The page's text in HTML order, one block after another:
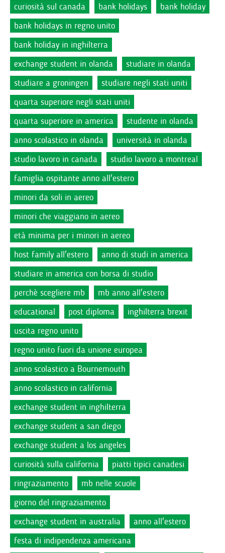
curiosità sul canada
bank holidays
bank holiday
bank holidays in regno unito
bank holiday in inghilterra
exchange student in olanda
studiare in olanda
studiare a groningen
studiare negli stati uniti
quarta superiore negli stati uniti
quarta superiore in america
studente in olanda
anno scolastico in olanda
università in olanda
studio lavoro in canada
studio lavoro a montreal
famiglia ospitante anno all'estero
minori da soli in aereo
minori che viaggiano in aereo
età minima per i minori in aereo
host family all'estero
anno di studi in america
studiare in america con borsa di studio
perchè scegliere mb
mb anno all'estero
educational
post diploma
inghilterra brexit
uscita regno unito
regno unito fuori da unione europea
anno scolastico a Bournemouth
anno scolastico in california
exchange student in inghilterra
exchange student a san diego
exchange student a los angeles
curiosità sulla california
piatti tipici canadesi
ringraziamento
mb nelle scuole
giorno del ringraziamento
exchange student in australia
anno all'estero
festa di indipendenza americana